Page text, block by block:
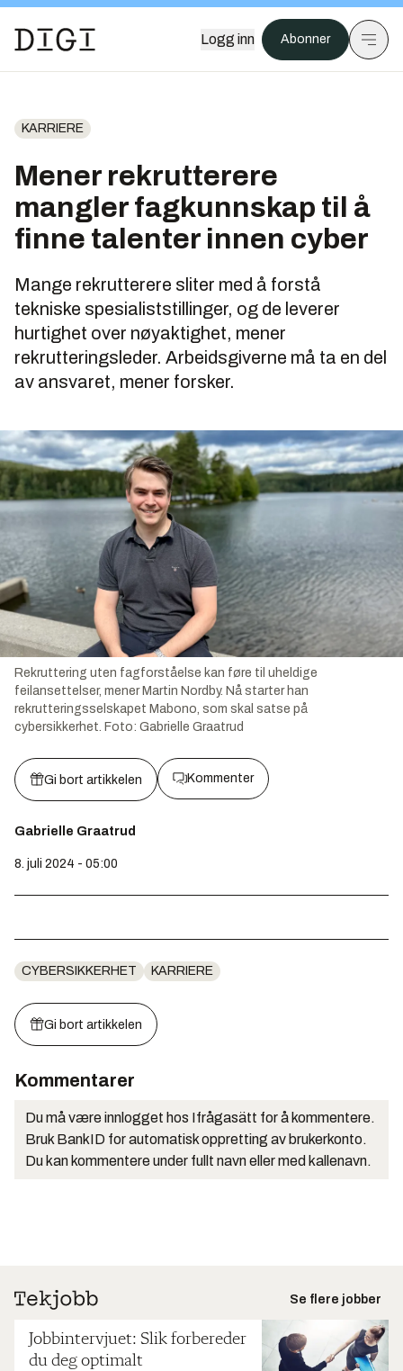
Logg inn Abonner
KARRIERE
Mener rekrutterere
mangler fagkunnskap til å
finne talenter innen cyber
Mange rekrutterere sliter med å forstå
tekniske spesialiststillinger, og de leverer
hurtighet over nøyaktighet, mener
rekrutteringsleder. Arbeidsgiverne må ta en del
av ansvaret, mener forsker.
Rekruttering uten fagforståelse kan føre til uheldige
feilansettelser, mener Martin Nordby. Nå starter han
rekrutteringsselskapet Mabono, som skal satse på
cybersikkerhet. Foto: Gabrielle Graatrud
Gi bort artikkelen Kommenter
Gabrielle Graatrud
8. juli 2024 - 05:00
CYBERSIKKERHET KARRIERE
Gi bort artikkelen
Kommentarer
Du må være innlogget hos Ifrågasätt for å kommentere.
Bruk BankID for automatisk oppretting av brukerkonto.
Du kan kommentere under fullt navn eller med kallenavn.
Se flere jobber
Jobbintervjuet: Slik forbereder
du deg optimalt